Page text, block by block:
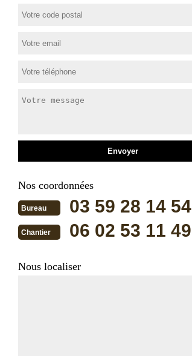
Nos coordonnées
Bureau 03 59 28 14 54
Chantier 06 02 53 11 49
Nous localiser